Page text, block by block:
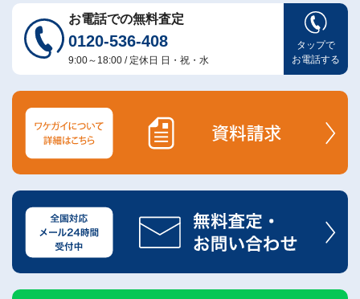
お電話での無料査定
0120-536-408
9:00～18:00 / 定休日 日・祝・水
タップで
お電話する